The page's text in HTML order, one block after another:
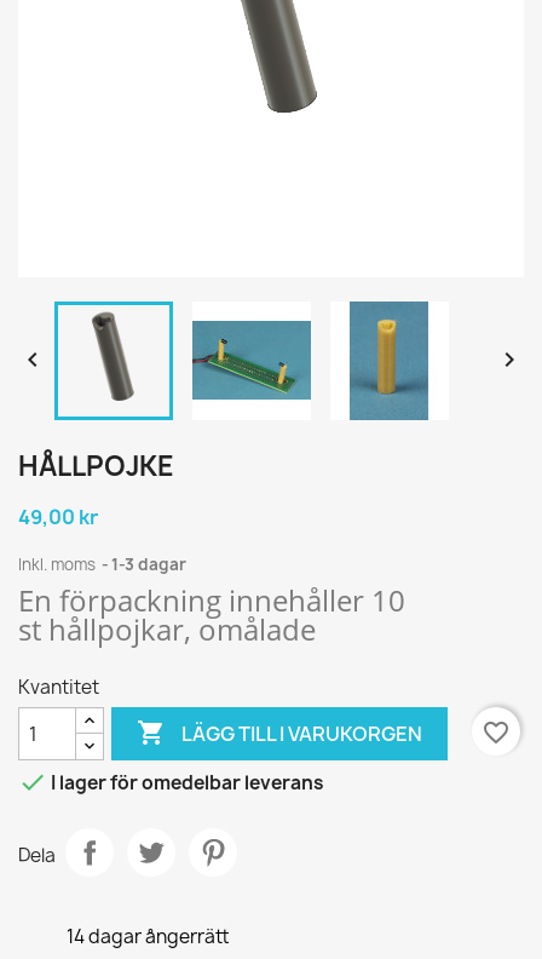
 
HÅLLPOJKE
49,00 kr
Inkl. moms 1-3 dagar
En förpackning innehåller 10
st hållpojkar, omålade
Kvantitet
 LÄGG TILL I VARUKORGEN
favorite_border
 I lager för omedelbar leverans
Dela
14 dagar ångerrätt